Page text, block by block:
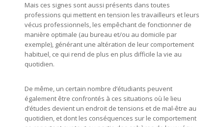
Mais ces signes sont aussi présents dans toutes
professions qui mettent en tension les travailleurs et leurs
vécus professionnels, les empêchant de fonctionner de
manière optimale (au bureau et/ou au domicile par
exemple), générant une altération de leur comportement
habituel, ce qui rend de plus en plus difficile la vie au
quotidien.
De même, un certain nombre d’étudiants peuvent
également être confrontés à ces situations où le lieu
d’études devient un endroit de tensions et de mal-être au
quotidien, et dont les conséquences sur le comportement